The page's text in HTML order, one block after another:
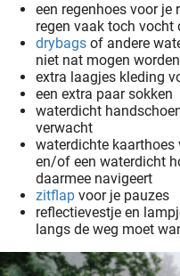
een regenhoes voor je
regen vaak toch vocht
drybags of andere
niet nat mogen worden
extra laagjes kleding
een extra paar sokken
waterdicht
verwacht
waterdichte
en/of een waterdicht
daarmee navigeert
zitflap voor je pauzes
reflectievestje en
langs de weg moet